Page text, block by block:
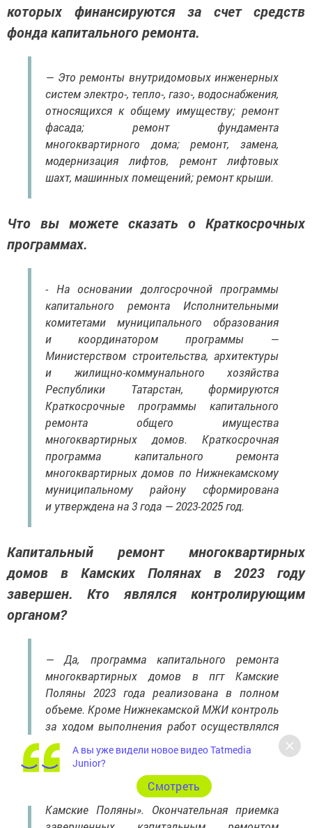
которых финансируются за счет средств
фонда капитального ремонта.
— Это ремонты внутридомовых инженерных
систем электро-, тепло-, газо-, водоснабжения,
относящихся к общему имуществу; ремонт
фасада; ремонт фундамента
многоквартирного дома; ремонт, замена,
модернизация лифтов, ремонт лифтовых
шахт, машинных помещений; ремонт крыши.
Что вы можете сказать о Краткосрочных
программах.
- На основании долгосрочной программы
капитального ремонта Исполнительными
комитетами муниципального образования
и координатором программы —
Министерством строительства, архитектуры
и жилищно-коммунального хозяйства
Республики Татарстан, формируются
Краткосрочные программы капитального
ремонта общего имущества
многоквартирных домов. Краткосрочная
программа капитального ремонта
многоквартирных домов по Нижнекамскому
муниципальному району сформирована
и утверждена на 3 года — 2023-2025 год.
Капитальный ремонт многоквартирных
домов в Камских Полянах в 2023 году
завершен. Кто являлся контролирующим
органом?
— Да, программа капитального ремонта
многоквартирных домов в пгт Камские
Поляны 2023 года реализована в полном
объеме. Кроме Нижнекамской МЖИ контроль
за ходом выполнения работ осуществлялся
службой технического надзора в лице МУП
«Департамент жилищно-коммунального
хозяйства и благоустройства г. Нижнекамска
и управляющей компанией ООО «Наш Дом
Камские Поляны». Окончательная приемка
А вы уже видели новое видео Tatmedia
Junior?
Cмотреть